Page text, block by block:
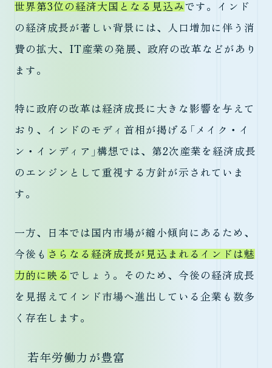
世界第3位の経済大国となる見込みです。インド
の経済成長が著しい背景には、人口増加に伴う消
費の拡大、IT産業の発展、政府の改革などがあり
ます。
特に政府の改革は経済成長に大きな影響を与えて
おり、インドのモディ首相が掲げる「メイク・イ
ン・インディア」構想では、第2次産業を経済成長
のエンジンとして重視する方針が示されていま
す。
一方、日本では国内市場が縮小傾向にあるため、
今後も さらなる経済成長が見込まれるインドは魅
力的に映る でしょう。そのため、今後の経済成長
を見据えてインド市場へ進出している企業も数多
く存在します。
若年労働力が豊富